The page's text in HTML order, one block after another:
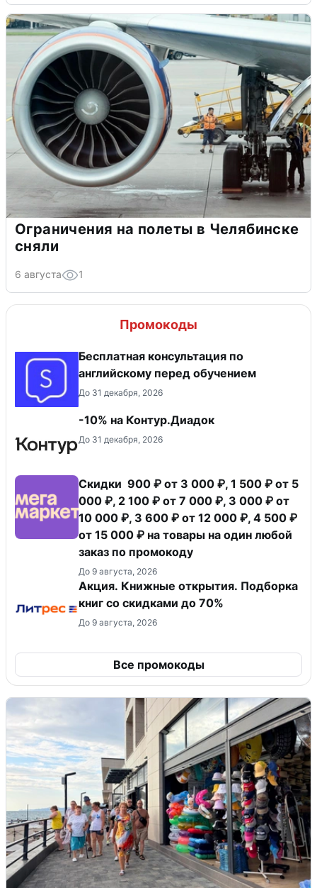
Ограничения на полеты в Челябинске
сняли
6 августа 1
Промокоды
Бесплатная консультация по
английскому перед обучением
До 31 декабря, 2026
-10% на Контур.Диадок
До 31 декабря, 2026
Скидки 900 ₽ от 3 000 ₽, 1 500 ₽ от 5
000 ₽, 2 100 ₽ от 7 000 ₽, 3 000 ₽ от
10 000 ₽, 3 600 ₽ от 12 000 ₽, 4 500 ₽
от 15 000 ₽ на товары на один любой
заказ по промокоду
До 9 августа, 2026
Акция. Книжные открытия. Подборка
книг со скидками до 70%
До 9 августа, 2026
Все промокоды